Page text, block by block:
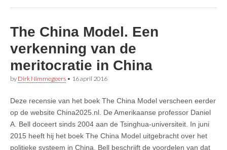
The China Model. Een
verkenning van de
meritocratie in China
by Dirk Nimmegeers • 16 april 2016
Deze recensie van het boek The China Model verscheen eerder
op de website China2025.nl. De Amerikaanse professor Daniel
A. Bell doceert sinds 2004 aan de Tsinghua-universiteit. In juni
2015 heeft hij het boek The China Model uitgebracht over het
politieke systeem in China. Bell beschrijft de voordelen van dat